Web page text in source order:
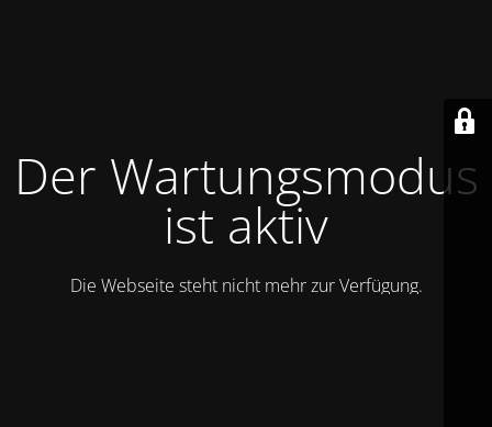
Der Wartungsmodus
ist aktiv
Die Webseite steht nicht mehr zur Verfügung.